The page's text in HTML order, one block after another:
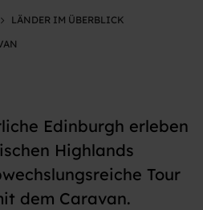
LÄNDER IM ÜBERBLICK
Edinburgh erleben
Highlands
Tour
dem Caravan.